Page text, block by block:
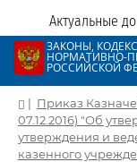
Актуальные
ЗАКОНЫ,
НОРМАТИВНО-
РОССИЙСКОЙ
| Приказ
07.12.2016) "Об
утверждения и
казенного